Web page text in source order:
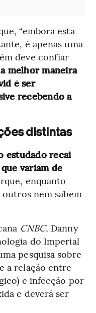
“embora esta
é apenas uma
deve confiar
a melhor maneira
é ser
recebendo a
distintas
estudado recai
variam de
enquanto
nem sabem
CNBC, Danny
do Imperial
pesquisa sobre
a relação entre
e infecção por
e deverá ser